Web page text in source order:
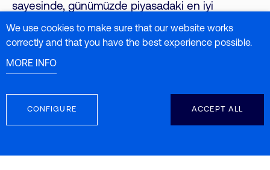
sayesinde, günümüzde piyasadaki en iyi
taşınabilir NIR analizörü olarak öne çıkar.
teknik kalitesine dayanarak yapılmamalıdır — bu
yazının amacı da tam olarak budur: teknik-
aydınlatmak ve kullanıcının“en iyi taşınabilir
We use cookies to make sure that our website works
correctly and that you have the best experience possible.
MORE INFO
CONFIGURE ACCEPT ALL